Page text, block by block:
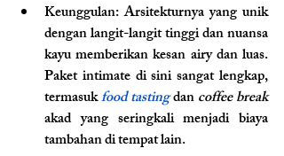
Keunggulan: Arsitekturnya yang unik
dengan langit-langit tinggi dan nuansa
kayu memberikan kesan airy dan luas.
Paket intimate di sini sangat lengkap,
termasuk food tasting dan
coffee break
akad yang seringkali menjadi biaya
tambahan di tempat lain.